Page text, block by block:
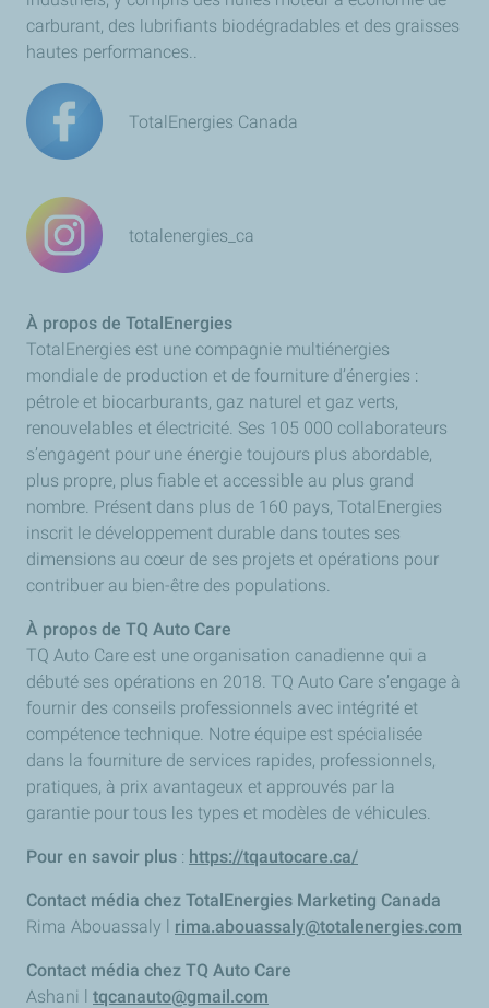
carburant, des lubrifiants biodégradables et des graisses
hautes performances..
TotalEnergies Canada
totalenergies_ca
À propos de TotalEnergies
TotalEnergies est une compagnie multiénergies
mondiale de production et de fourniture d’énergies :
pétrole et biocarburants, gaz naturel et gaz verts,
renouvelables et électricité. Ses 105 000 collaborateurs
s’engagent pour une énergie toujours plus abordable,
plus propre, plus fiable et accessible au plus grand
nombre. Présent dans plus de 160 pays, TotalEnergies
inscrit le développement durable dans toutes ses
dimensions au cœur de ses projets et opérations pour
contribuer au bien-être des populations.
À propos de TQ Auto Care
TQ Auto Care est une organisation canadienne qui a
débuté ses opérations en 2018. TQ Auto Care s’engage à
fournir des conseils professionnels avec intégrité et
compétence technique. Notre équipe est spécialisée
dans la fourniture de services rapides, professionnels,
pratiques, à prix avantageux et approuvés par la
garantie pour tous les types et modèles de véhicules.
Pour en savoir plus : https://tqautocare.ca/
Contact média chez TotalEnergies Marketing Canada
Rima Abouassaly l rima.abouassaly@totalenergies.com
Contact média chez TQ Auto Care
Ashani l tqcanauto@gmail.com